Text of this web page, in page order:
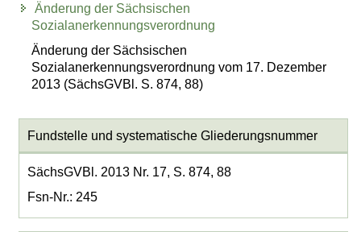
Änderung der Sächsischen
Sozialanerkennungsverordnung
Änderung der Sächsischen
Sozialanerkennungsverordnung vom 17. Dezember
2013 (SächsGVBl. S. 874, 88)
Fundstelle und systematische Gliederungsnummer
SächsGVBl. 2013 Nr. 17, S. 874, 88
Fsn-Nr.: 245